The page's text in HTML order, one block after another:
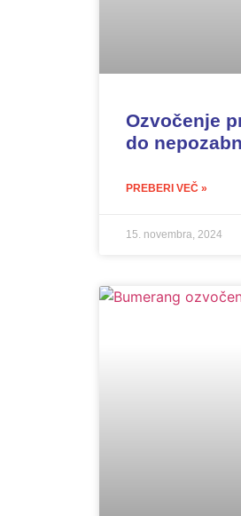
Ozvočenje
do
PREBERI VEČ »
15. novembra, 2024